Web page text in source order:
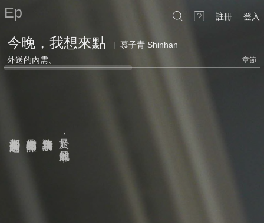
Ep 註冊 登入
今晚，我想來點 | 慕子青 Shinhan
外送的內需、
章節
，
彼此的日常